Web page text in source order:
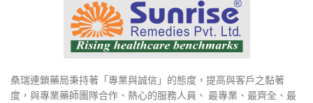
桑瑞連鎖藥局秉持著「專業與誠信」的態度，提高與客戶之黏著
度，與專業藥師團隊合作、熱心的服務人員、 最專業、最齊全、最